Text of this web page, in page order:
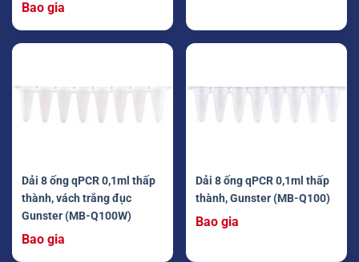
Bao gia
Dải 8 ống qPCR 0,1ml thấp
thành, vách trắng đục
Gunster (MB-Q100W)
Bao gia
Dải 8 ống qPCR 0,1ml thấp
thành, Gunster (MB-Q100)
Bao gia